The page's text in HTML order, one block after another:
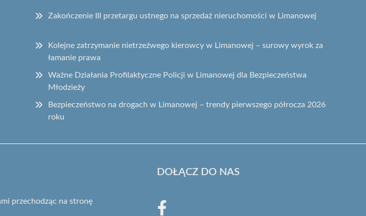
Zakończenie III przetargu ustnego na sprzedaż nieruchomości w Limanowej
Kolejne zatrzymanie nietrzeźwego kierowcy w Limanowej – surowy wyrok za
łamanie prawa
Ważne Działania Profilaktyczne Policji w Limanowej dla Bezpieczeństwa
Młodzieży
Bezpieczeństwo na drogach w Limanowej – trendy pierwszego półrocza 2026
roku
przechodząc na stronę
DOŁĄCZ DO NAS